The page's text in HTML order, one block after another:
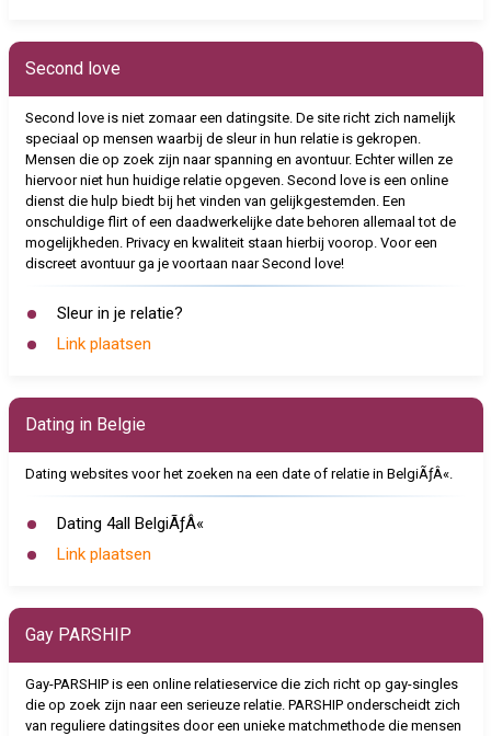
Second love
Second love is niet zomaar een datingsite. De site richt zich namelijk
speciaal op mensen waarbij de sleur in hun relatie is gekropen.
Mensen die op zoek zijn naar spanning en avontuur. Echter willen ze
hiervoor niet hun huidige relatie opgeven. Second love is een online
dienst die hulp biedt bij het vinden van gelijkgestemden. Een
onschuldige flirt of een daadwerkelijke date behoren allemaal tot de
mogelijkheden. Privacy en kwaliteit staan hierbij voorop. Voor een
discreet avontuur ga je voortaan naar Second love!
Sleur in je relatie?
Link plaatsen
Dating in Belgie
Dating websites voor het zoeken na een date of relatie in BelgiÃƒÂ«.
Dating 4all BelgiÃƒÂ«
Link plaatsen
Gay PARSHIP
Gay-PARSHIP is een online relatieservice die zich richt op gay-singles
die op zoek zijn naar een serieuze relatie. PARSHIP onderscheidt zich
van reguliere datingsites door een unieke matchmethode die mensen